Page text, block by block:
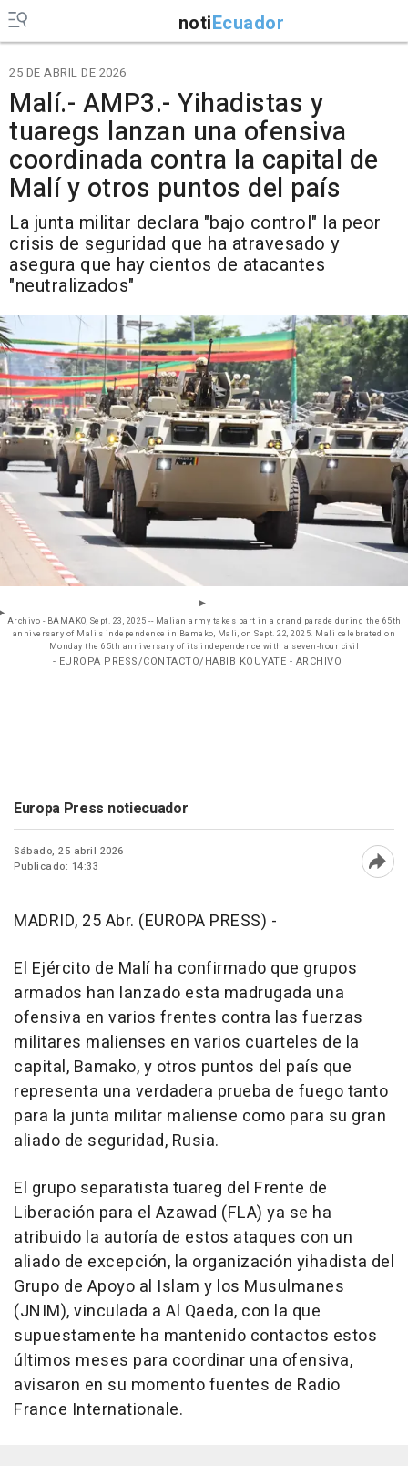
notiEcuador
25 DE ABRIL DE 2026
Malí.- AMP3.- Yihadistas y
tuaregs lanzan una ofensiva
coordinada contra la capital de
Malí y otros puntos del país
La junta militar declara "bajo control" la peor
crisis de seguridad que ha atravesado y
asegura que hay cientos de atacantes
"neutralizados"
Archivo - BAMAKO, Sept. 23, 2025 -- Malian army takes part in a grand parade during the 65th
anniversary of Mali's independence in Bamako, Mali, on Sept. 22, 2025. Mali celebrated on
Monday the 65th anniversary of its independence with a seven-hour civil
- EUROPA PRESS/CONTACTO/HABIB KOUYATE - ARCHIVO
Europa Press notiecuador
Sábado, 25 abril 2026
Publicado: 14:33
MADRID, 25 Abr. (EUROPA PRESS) -
El Ejército de Malí ha confirmado que grupos
armados han lanzado esta madrugada una
ofensiva en varios frentes contra las fuerzas
militares malienses en varios cuarteles de la
capital, Bamako, y otros puntos del país que
representa una verdadera prueba de fuego tanto
para la junta militar maliense como para su gran
aliado de seguridad, Rusia.
El grupo separatista tuareg del Frente de
Liberación para el Azawad (FLA) ya se ha
atribuido la autoría de estos ataques con un
aliado de excepción, la organización yihadista del
Grupo de Apoyo al Islam y los Musulmanes
(JNIM), vinculada a Al Qaeda, con la que
supuestamente ha mantenido contactos estos
últimos meses para coordinar una ofensiva,
avisaron en su momento fuentes de Radio
France Internationale.